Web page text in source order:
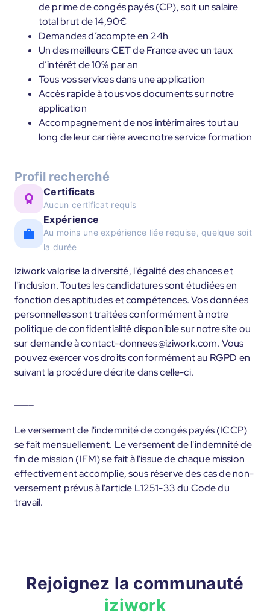
de prime de congés payés (CP), soit un salaire
total brut de 14,90€
Demandes d’acompte en 24h
Un des meilleurs CET de France avec un taux
d’intérêt de 10% par an
Tous vos services dans une application
Accès rapide à tous vos documents sur notre
application
Accompagnement de nos intérimaires tout au
long de leur carrière avec notre service formation
Profil recherché
Certificats
Aucun certificat requis
Expérience
Au moins une expérience liée requise, quelque soit
la durée
Iziwork valorise la diversité, l'égalité des chances et
l'inclusion. Toutes les candidatures sont étudiées en
fonction des aptitudes et compétences. Vos données
personnelles sont traitées conformément à notre
politique de confidentialité disponible sur notre site ou
sur demande à contact-donnees@iziwork.com. Vous
pouvez exercer vos droits conformément au RGPD en
suivant la procédure décrite dans celle-ci.
Le versement de l'indemnité de congés payés (ICCP)
se fait mensuellement. Le versement de l'indemnité de
fin de mission (IFM) se fait à l'issue de chaque mission
effectivement accomplie, sous réserve des cas de non-
versement prévus à l'article L1251-33 du Code du
travail.
Rejoignez la communauté
iziwork